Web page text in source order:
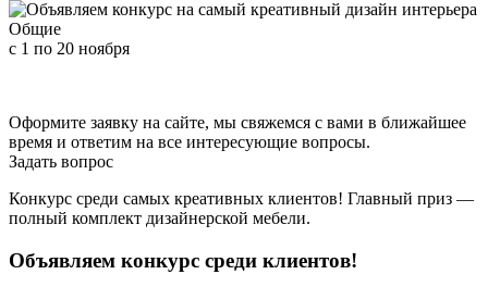
Общие
с 1 по 20 ноября
Оформите заявку на сайте, мы свяжемся с вами в ближайшее
время и ответим на все интересующие вопросы.
Задать вопрос
Конкурс среди самых креативных клиентов! Главный приз —
полный комплект дизайнерской мебели.
Объявляем конкурс среди клиентов!